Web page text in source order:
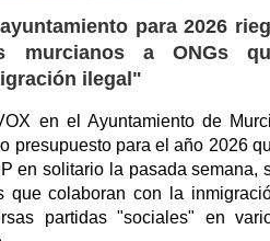
para 2026
murcianos a ONGs
ilegal"
en el Ayuntamiento de
presupuesto para el año 2026
en solitario la pasada semana,
que colaboran con la
partidas "sociales" en